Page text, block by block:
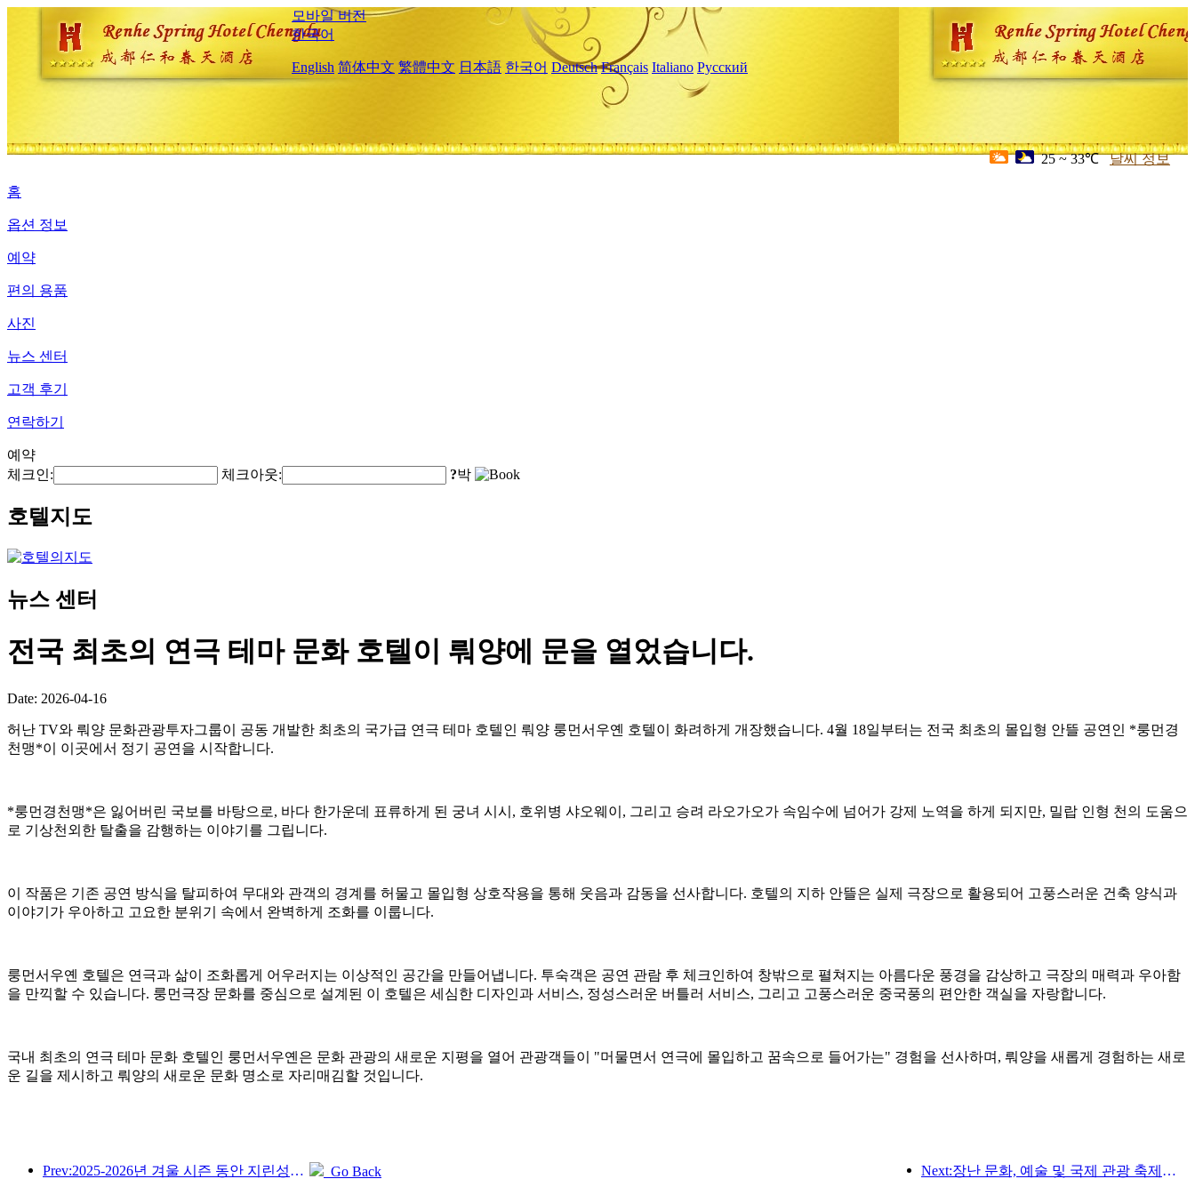
모바일 버전
한국어
English 简体中文 繁體中文 日本語 한국어 Deutsch Français Italiano Русский
25 ~ 33℃ 날씨 정보
홈
옵션 정보
예약
편의 용품
사진
뉴스 센터
고객 후기
연락하기
예약
체크인:
체크아웃: ?박
호텔지도
뉴스 센터
전국 최초의 연극 테마 문화 호텔이 뤄양에 문을 열었습니다.
Date: 2026-04-16
허난 TV와 뤄양 문화관광투자그룹이 공동 개발한 최초의 국가급 연극 테마 호텔인 뤄양 룽먼서우옌 호텔이 화려하게 개장했습니다. 4월 18일부터는 전국 최초의 몰입형 안뜰 공연인 *룽먼경
천맹*이 이곳에서 정기 공연을 시작합니다.
*룽먼경천맹*은 잃어버린 국보를 바탕으로, 바다 한가운데 표류하게 된 궁녀 시시, 호위병 샤오웨이, 그리고 승려 라오가오가 속임수에 넘어가 강제 노역을 하게 되지만, 밀랍 인형 천의 도움으
로 기상천외한 탈출을 감행하는 이야기를 그립니다.
이 작품은 기존 공연 방식을 탈피하여 무대와 관객의 경계를 허물고 몰입형 상호작용을 통해 웃음과 감동을 선사합니다. 호텔의 지하 안뜰은 실제 극장으로 활용되어 고풍스러운 건축 양식과
이야기가 우아하고 고요한 분위기 속에서 완벽하게 조화를 이룹니다.
룽먼서우옌 호텔은 연극과 삶이 조화롭게 어우러지는 이상적인 공간을 만들어냅니다. 투숙객은 공연 관람 후 체크인하여 창밖으로 펼쳐지는 아름다운 풍경을 감상하고 극장의 매력과 우아함
을 만끽할 수 있습니다. 룽먼극장 문화를 중심으로 설계된 이 호텔은 세심한 디자인과 서비스, 정성스러운 버틀러 서비스, 그리고 고풍스러운 중국풍의 편안한 객실을 자랑합니다.
국내 최초의 연극 테마 문화 호텔인 룽먼서우옌은 문화 관광의 새로운 지평을 열어 관광객들이 "머물면서 연극에 몰입하고 꿈속으로 들어가는" 경험을 선사하며, 뤄양을 새롭게 경험하는 새로
운 길을 제시하고 뤄양의 새로운 문화 명소로 자리매김할 것입니다.
Prev:2025-2026년 겨울 시즌 동안 지린성의 빙벽 관광 관광객 수는 전년 대비 16.1% 증가했습니다. Next:장난 문화, 예술 및 국제 관광 축제가 4월 25일에 개막합니다.
Go Back